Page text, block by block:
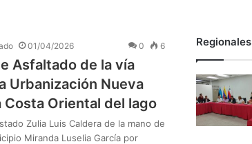
01/04/2026 0 6
Asfaltado de la vía
Urbanización Nueva
Costa Oriental del lago
Zulia Luis Caldera de la mano de
Miranda Luselia García por
Regionales